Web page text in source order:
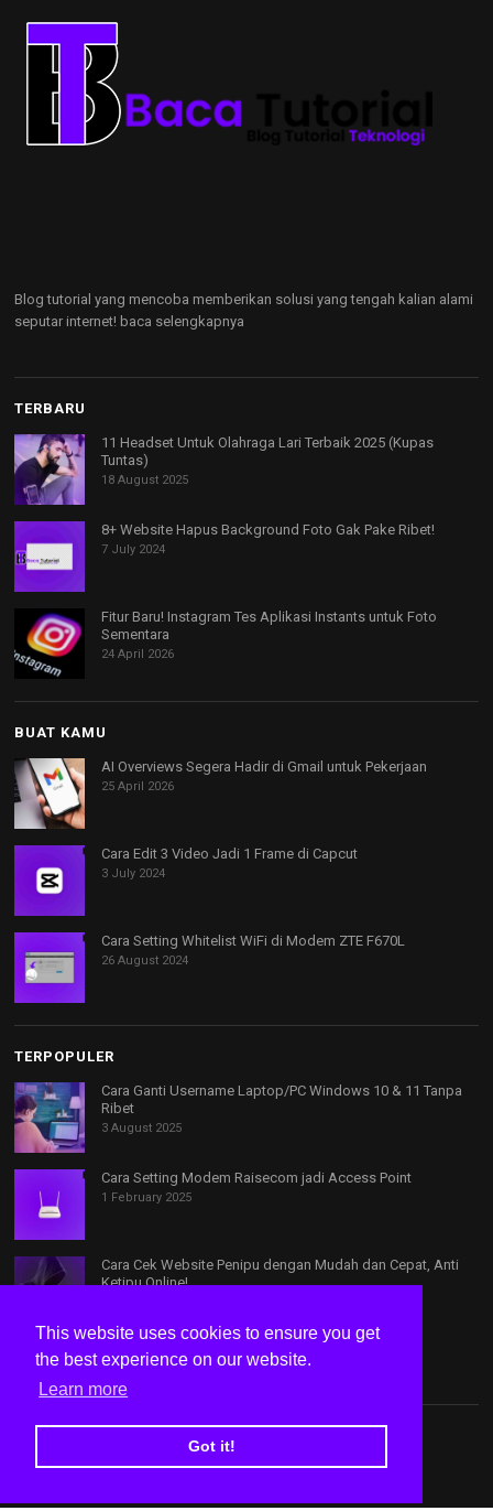
This website uses cookies to ensure you get
the best experience on our website.
Learn more
Got it!
Blog tutorial yang mencoba memberikan solusi yang tengah kalian alami
seputar internet! baca selengkapnya
TERBARU
11 Headset Untuk Olahraga Lari Terbaik 2025 (Kupas
Tuntas)
18 August 2025
8+ Website Hapus Background Foto Gak Pake Ribet!
7 July 2024
Fitur Baru! Instagram Tes Aplikasi Instants untuk Foto
Sementara
24 April 2026
BUAT KAMU
AI Overviews Segera Hadir di Gmail untuk Pekerjaan
25 April 2026
Cara Edit 3 Video Jadi 1 Frame di Capcut
3 July 2024
Cara Setting Whitelist WiFi di Modem ZTE F670L
26 August 2024
TERPOPULER
Cara Ganti Username Laptop/PC Windows 10 & 11 Tanpa
Ribet
3 August 2025
Cara Setting Modem Raisecom jadi Access Point
1 February 2025
Cara Cek Website Penipu dengan Mudah dan Cepat, Anti
Ketipu Online!
© Copyright 2024bacatutorial.id